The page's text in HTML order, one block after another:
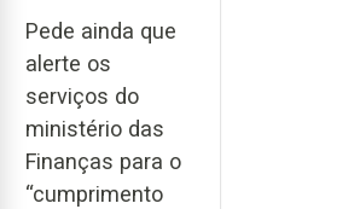
Pede ainda que
alerte os
serviços do
ministério das
Finanças para o
“cumprimento